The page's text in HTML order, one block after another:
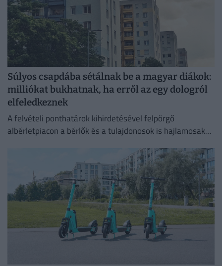
Súlyos csapdába sétálnak be a magyar diákok:
milliókat bukhatnak, ha erről az egy dologról
elfeledkeznek
A felvételi ponthatárok kihirdetésével felpörgő
albérletpiacon a bérlők és a tulajdonosok is hajlamosak